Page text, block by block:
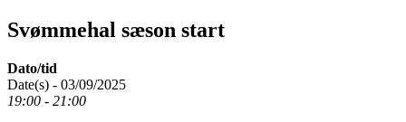
Svømmehal sæson start
Dato/tid
Date(s) - 03/09/2025
19:00 - 21:00